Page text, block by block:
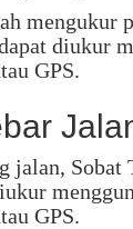
diukur
GPS.
jalan,
GPS.